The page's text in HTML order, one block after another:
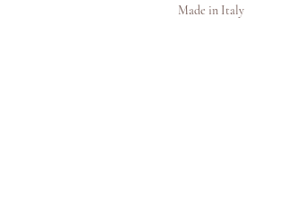
Made in Italy